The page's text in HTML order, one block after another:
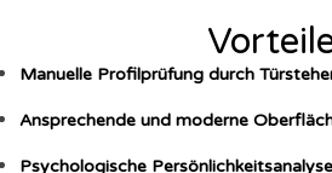
Manuelle Profilprüfung durch
Ansprechende und moderne
Psychologische Persönlichkeitsanalyse